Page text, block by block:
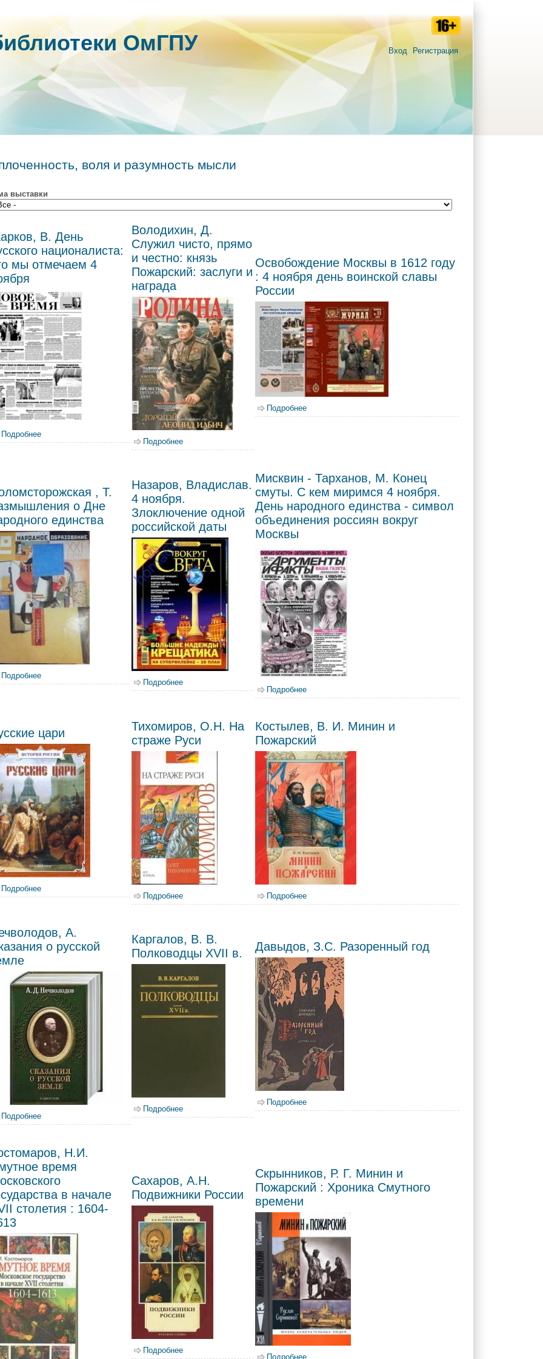
Вход Регистрация
ОмГПУ
воля и разумность мысли
выставки
В. День
националиста:
мы отмечаем 4
Подробнее
Володихин, Д.
Служил чисто, прямо
и честно: князь
Пожарский: заслуги и
награда
Подробнее
награда
Освобождение Москвы в 1612 году
: 4 ноября день воинской славы
России
Подробнее
ноября день воинской славы России
, Т.
о Дне
единства
Подробнее о Соломсторожская , Т. Размышления о Дне народного единства
Назаров, Владислав.
4 ноября.
Злоключение одной
российской даты
Подробнее
Мисквин - Тарханов, М. Конец
смуты. С кем миримся 4 ноября.
День народного единства - символ
объединения россиян вокруг
Москвы
Подробнее
кем миримся 4 ноября. День народного
цари
Подробнее
Тихомиров, О.Н. На
страже Руси
Подробнее о Тихомиров, О.Н. На страже Руси
Костылев, В. И. Минин и
Пожарский
Подробнее
А.
о русской
Подробнее о Нечволодов, А. Сказания о русской земле
Каргалов, В. В.
Полководцы XVII в.
Подробнее о Каргалов, В. В. Полководцы XVII в.
Давыдов, З.С. Разоренный год
Подробнее
Н.И.
время
в начале
столетия : 1604-
Сахаров, А.Н.
Подвижники России
Подробнее
Скрынников, Р. Г. Минин и
Пожарский : Хроника Смутного
времени
Подробнее